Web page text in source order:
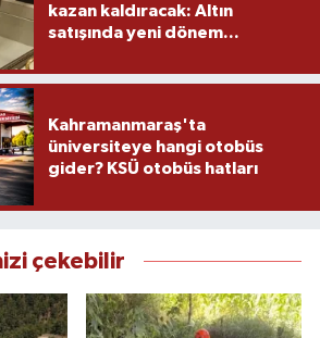
kazan kaldıracak: Altın
satışında yeni dönem...
Kahramanmaraş'ta
üniversiteye hangi otobüs
gider? KSÜ otobüs hatları
çekebilir